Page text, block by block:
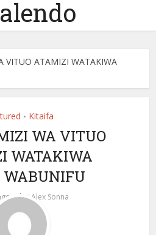
VITUO ATAMIZI WATAKIWA
• Kitaifa
WA VITUO
WATAKIWA
by Alex Sonna